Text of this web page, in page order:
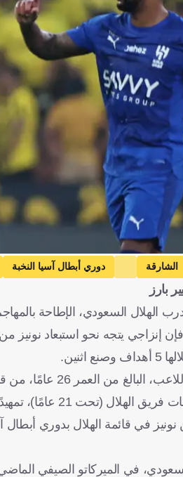
الشارقة دوري أبطال آسيا النخبة
بارز
الهلال السعودي، الإطاحة
أجل قيد البرتغالي جواو كانسيلو في القائمة بدلًا منه.
بعد الاكتفاء بقيده في الآسيوية منذ بداية الموسم.
في الميركاتو الصيفي الماضي، قادمًا